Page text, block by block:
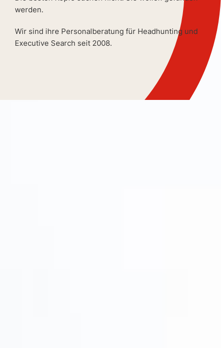
werden.
Wir sind ihre Personalberatung für Headhunting und
Executive Search seit 2008.